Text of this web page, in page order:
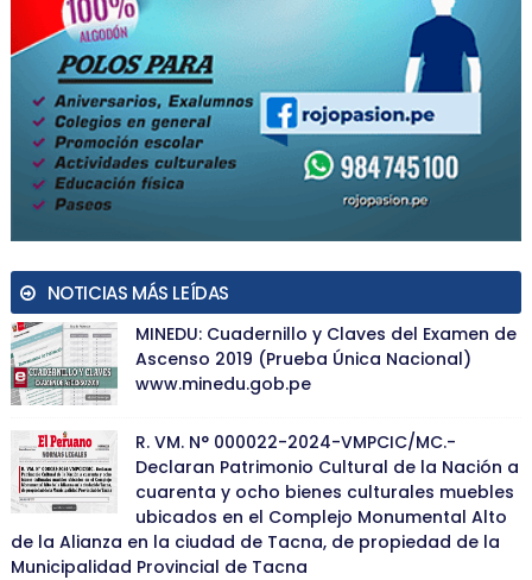
NOTICIAS MÁS LEÍDAS
MINEDU: Cuadernillo y Claves del Examen de
Ascenso 2019 (Prueba Única Nacional)
www.minedu.gob.pe
R. VM. N° 000022-2024-VMPCIC/MC.-
Declaran Patrimonio Cultural de la Nación a
cuarenta y ocho bienes culturales muebles
ubicados en el Complejo Monumental Alto
de la Alianza en la ciudad de Tacna, de propiedad de la
Municipalidad Provincial de Tacna